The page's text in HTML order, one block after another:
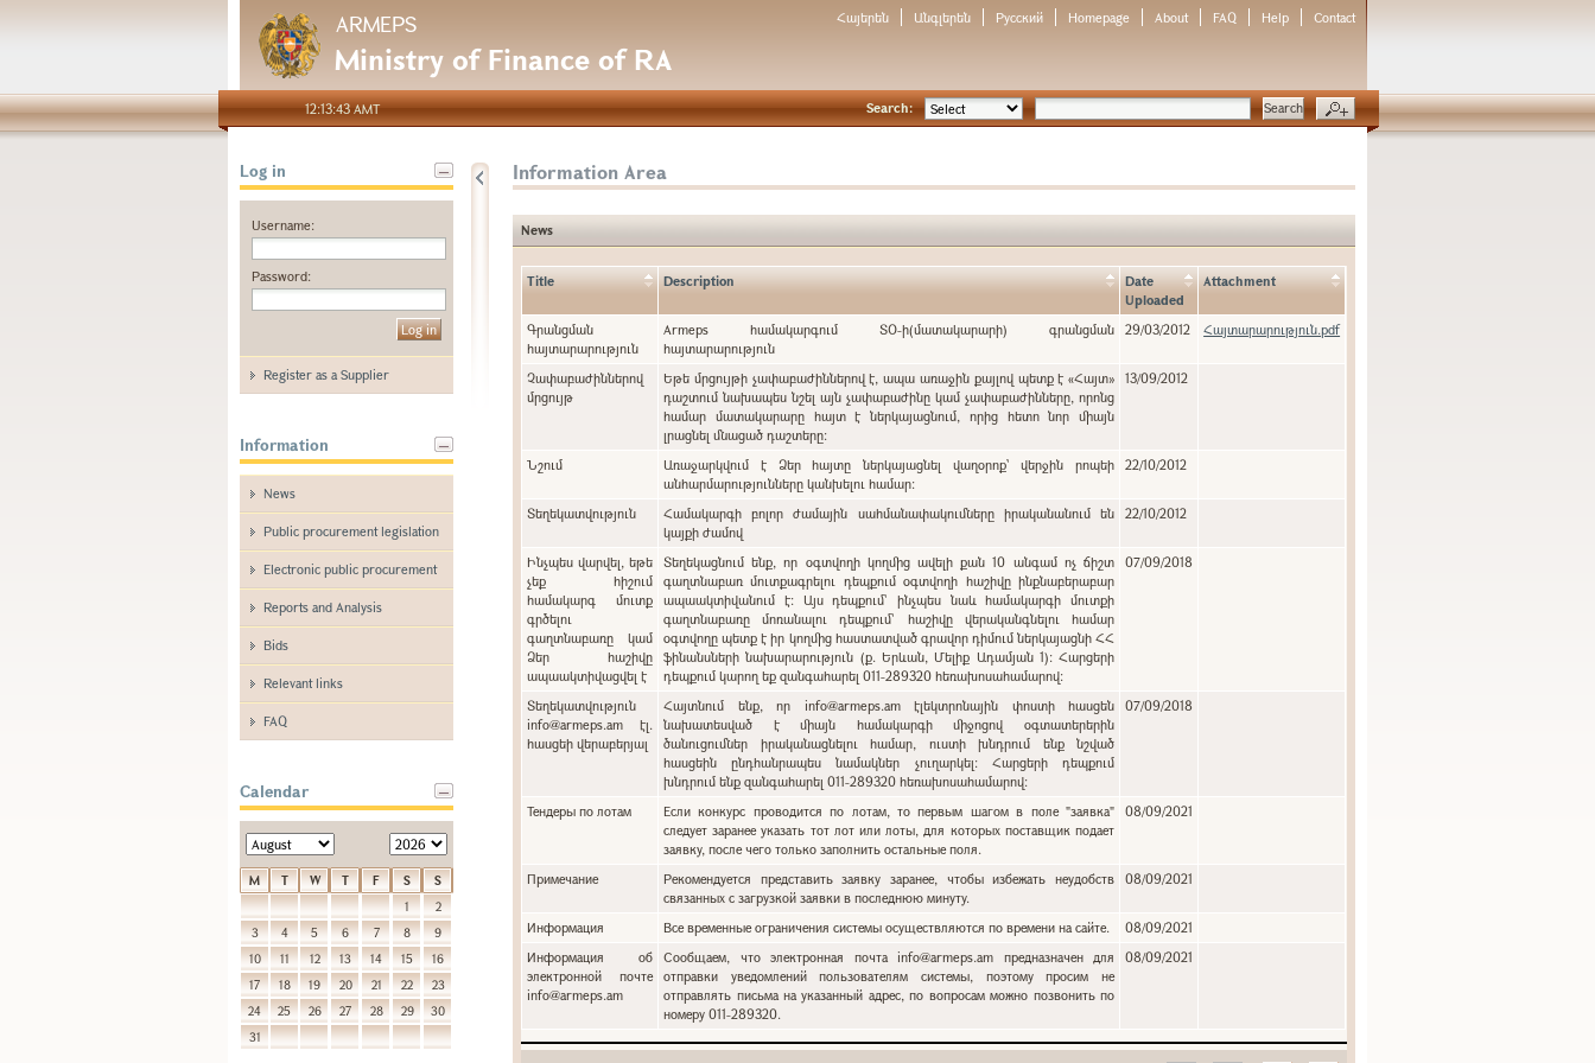
ARMEPS
Ministry of Finance of RA
Հայերեն Անգլերեն Русский Homepage About FAQ Help Contact
12:13:43 AMT Search:
Log in
Username:
Password:
Register as a Supplier
Information
News
Public procurement legislation
Electronic public procurement
Reports and Analysis
Bids
Relevant links
FAQ
Calendar
M T W T F S
S
1
2
3
4 5 6 7 8
9
10
11 12 13 14 15
16
17
18 19 20 21 22
23
24
25 26 27 28 29
30
31
Information Area
News
Title Description
Date
Uploaded
Attachment
Գրանցման
հայտարարություն
Armeps համակարգում ՏՕ-ի(մատակարարի) գրանցման
հայտարարություն
29/03/2012 Հայտարարություն.pdf
Չափաբաժիններով
մրցույթ
Եթե մրցույթի չափաբաժիններով է, ապա առաջին քայլով պետք է «Հայտ»
դաշտում նախապես նշել այն չափաբաժինը կամ չափաբաժինները, որոնց
համար մատակարարը հայտ է ներկայացնում, որից հետո նոր միայն
լրացնել մնացած դաշտերը:
13/09/2012
Նշում
Առաջարկվում է Ձեր հայտը ներկայացնել վաղօրոք` վերջին րոպեի
անհարմարությունները կանխելու համար:
22/10/2012
Տեղեկատվություն
Համակարգի բոլոր ժամային սահմանափակումները իրականանում են
կայքի ժամով
22/10/2012
Ինչպես վարվել, եթե
չեք հիշում
համակարգ մուտք
գրծելու
գաղտնաբառը կամ
Ձեր հաշիվը
ապաակտիվացվել է
Տեղեկացնում ենք, որ օգտվողի կողմից ավելի քան 10 անգամ ոչ ճիշտ
գաղտնաբառ մուտքագրելու դեպքում օգտվողի հաշիվը ինքնաբերաբար
ապաակտիվանում է: Այս դեպքում` ինչպես նաև համակարգի մուտքի
գաղտնաբառը մոռանալու դեպքում՝ հաշիվը վերականգնելու համար
օգտվողը պետք է իր կողմից հաստատված գրավոր դիմում ներկայացնի ՀՀ
ֆինանսների նախարարություն (ք. Երևան, Մելիք Ադամյան 1): Հարցերի
դեպքում կարող եք զանգահարել 011-289320 հեռախոսահամարով:
07/09/2018
Տեղեկատվություն
info@armeps.am էլ.
հասցեի վերաբերյալ
Հայտնում ենք, որ info@armeps.am էլեկտրոնային փոստի հասցեն
նախատեսված է միայն համակարգի միջոցով օգտատերերին
ծանուցումներ իրականացնելու համար, ուստի խնդրում ենք նշված
հասցեին ընդհանրապես նամակներ չուղարկել: Հարցերի դեպքում
խնդրում ենք զանգահարել 011-289320 հեռախոսահամարով:
07/09/2018
Тендеры по лотам
Если конкурс проводится по лотам, то первым шагом в поле "заявка"
следует заранее указать тот лот или лоты, для которых поставщик подает
заявку, после чего только заполнить остальные поля.
08/09/2021
Примечание
Рекомендуется представить заявку заранее, чтобы избежать неудобств
связанных с загрузкой заявки в последнюю минуту.
08/09/2021
Информация Все временные ограничения системы осуществляются по времени на сайте.
08/09/2021
Информация об
электронной почте
info@armeps.am
Сообщаем, что электронная почта info@armeps.am предназначен для
отправки уведомлений пользователям системы, поэтому просим не
отправлять письма на указанный адрес, по вопросам можно позвонить по
номеру 011-289320.
08/09/2021